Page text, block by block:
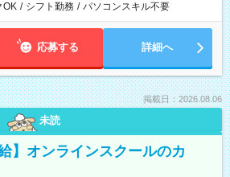
OK / シフト勤務 / パソコンスキル不要
応募する 詳細へ
掲載日：2026.08.06
未読
】オンラインスクールのカ